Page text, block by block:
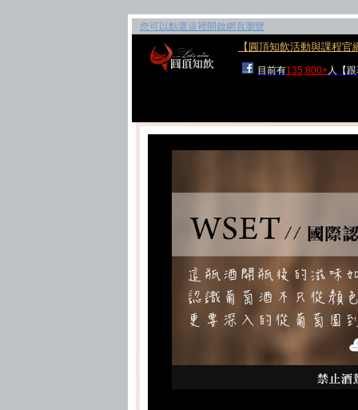
您可以點選這裡開啟網頁瀏覽
【圓頂知飲活動與課程官
目前有135,800+人【